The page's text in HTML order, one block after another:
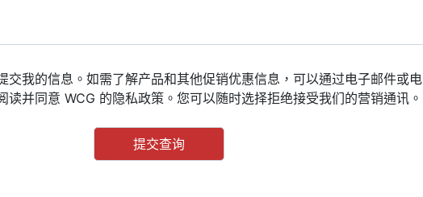
交我的信息。如需了解产品和其他促销优惠信息，可以通过电子邮件或电
读并同意 WCG 的隐私政策。您可以随时选择拒绝接受我们的营销通讯。